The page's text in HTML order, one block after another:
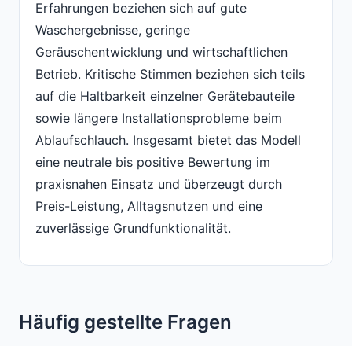
Erfahrungen beziehen sich auf gute
Waschergebnisse, geringe
Geräuschentwicklung und wirtschaftlichen
Betrieb. Kritische Stimmen beziehen sich teils
auf die Haltbarkeit einzelner Gerätebauteile
sowie längere Installationsprobleme beim
Ablaufschlauch. Insgesamt bietet das Modell
eine neutrale bis positive Bewertung im
praxisnahen Einsatz und überzeugt durch
Preis-Leistung, Alltagsnutzen und eine
zuverlässige Grundfunktionalität.
Häufig gestellte Fragen